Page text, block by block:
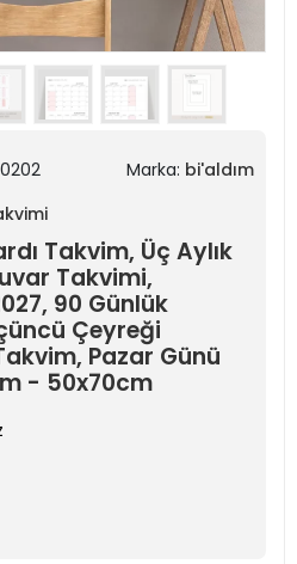
Marka: bi'aldım
Takvim, Üç Aylık
Takvimi,
90 Günlük
Çeyreği
Pazar Günü
- 50x70cm